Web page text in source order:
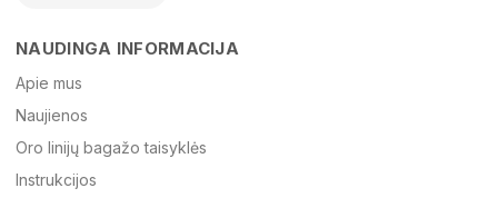
El. paštas
NAUDINGA INFORMACIJA
Apie mus
Naujienos
Oro linijų bagažo taisyklės
Instrukcijos